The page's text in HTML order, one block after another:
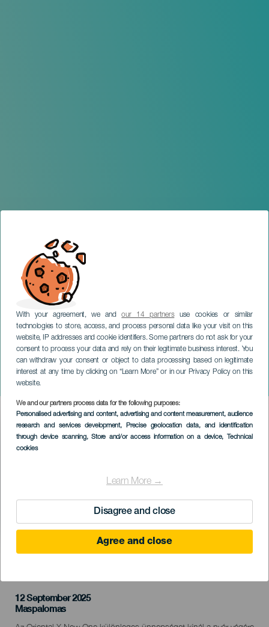
With your agreement, we andour 14 partnersuse cookies or similar
technologies to store, access, and process personal data like your visit on this
website, IP addresses and cookie identifiers. Some partners do not ask for your
consent to process your data and rely on their legitimate business interest. You
can withdraw your consent or object to data processing based on legitimate
interest at any time by clicking on “Learn More” or in our Privacy Policy on this
website.
We and our partners process data for the following purposes:
Personalised advertising and content, advertising and content measurement, audience
research and services development, Precise geolocation data, and identification
through device scanning, Store and/or access information on a device, Technical
cookies
Learn More →
Disagree and close
Agree and close
Closing Summer - Oriental X
New One
GRAN CANARIA
Imagen
Listado
12 September 2025
Localidad
Maspalomas